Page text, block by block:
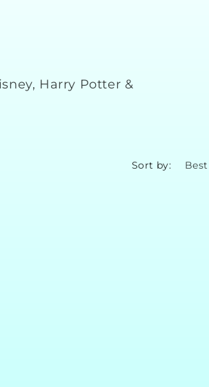
Harry Potter &
Sort by: